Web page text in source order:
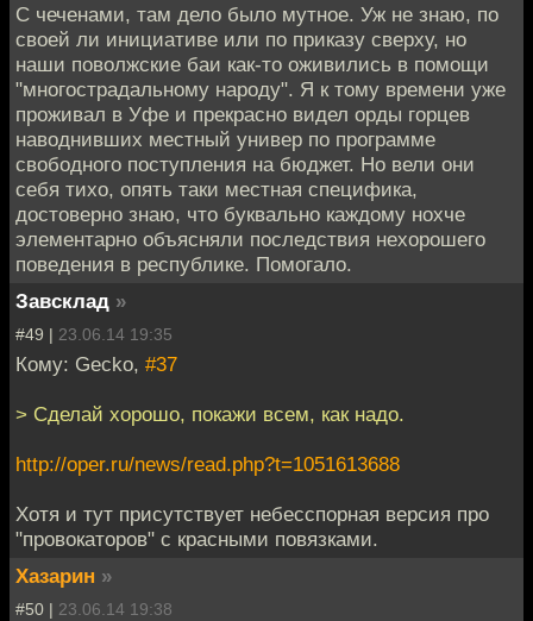
С чеченами, там дело было мутное. Уж не знаю, по
своей ли инициативе или по приказу сверху, но
наши поволжские баи как-то оживились в помощи
"многострадальному народу". Я к тому времени уже
проживал в Уфе и прекрасно видел орды горцев
наводнивших местный универ по программе
свободного поступления на бюджет. Но вели они
себя тихо, опять таки местная специфика,
достоверно знаю, что буквально каждому нохче
элементарно объясняли последствия нехорошего
поведения в республике. Помогало.
Завсклад »
#49 | 23.06.14 19:35
Кому: Gecko, #37
> Сделай хорошо, покажи всем, как надо.
http://oper.ru/news/read.php?t=1051613688
Хотя и тут присутствует небесспорная версия про
"провокаторов" с красными повязками.
Хазарин »
#50 | 23.06.14 19:38